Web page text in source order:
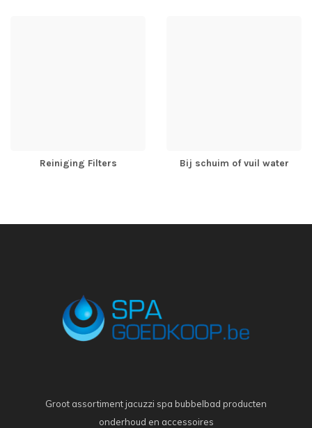
Reiniging Filters Bij schuim of vuil water
Groot assortiment jacuzzi spa bubbelbad producten
onderhoud en accessoires